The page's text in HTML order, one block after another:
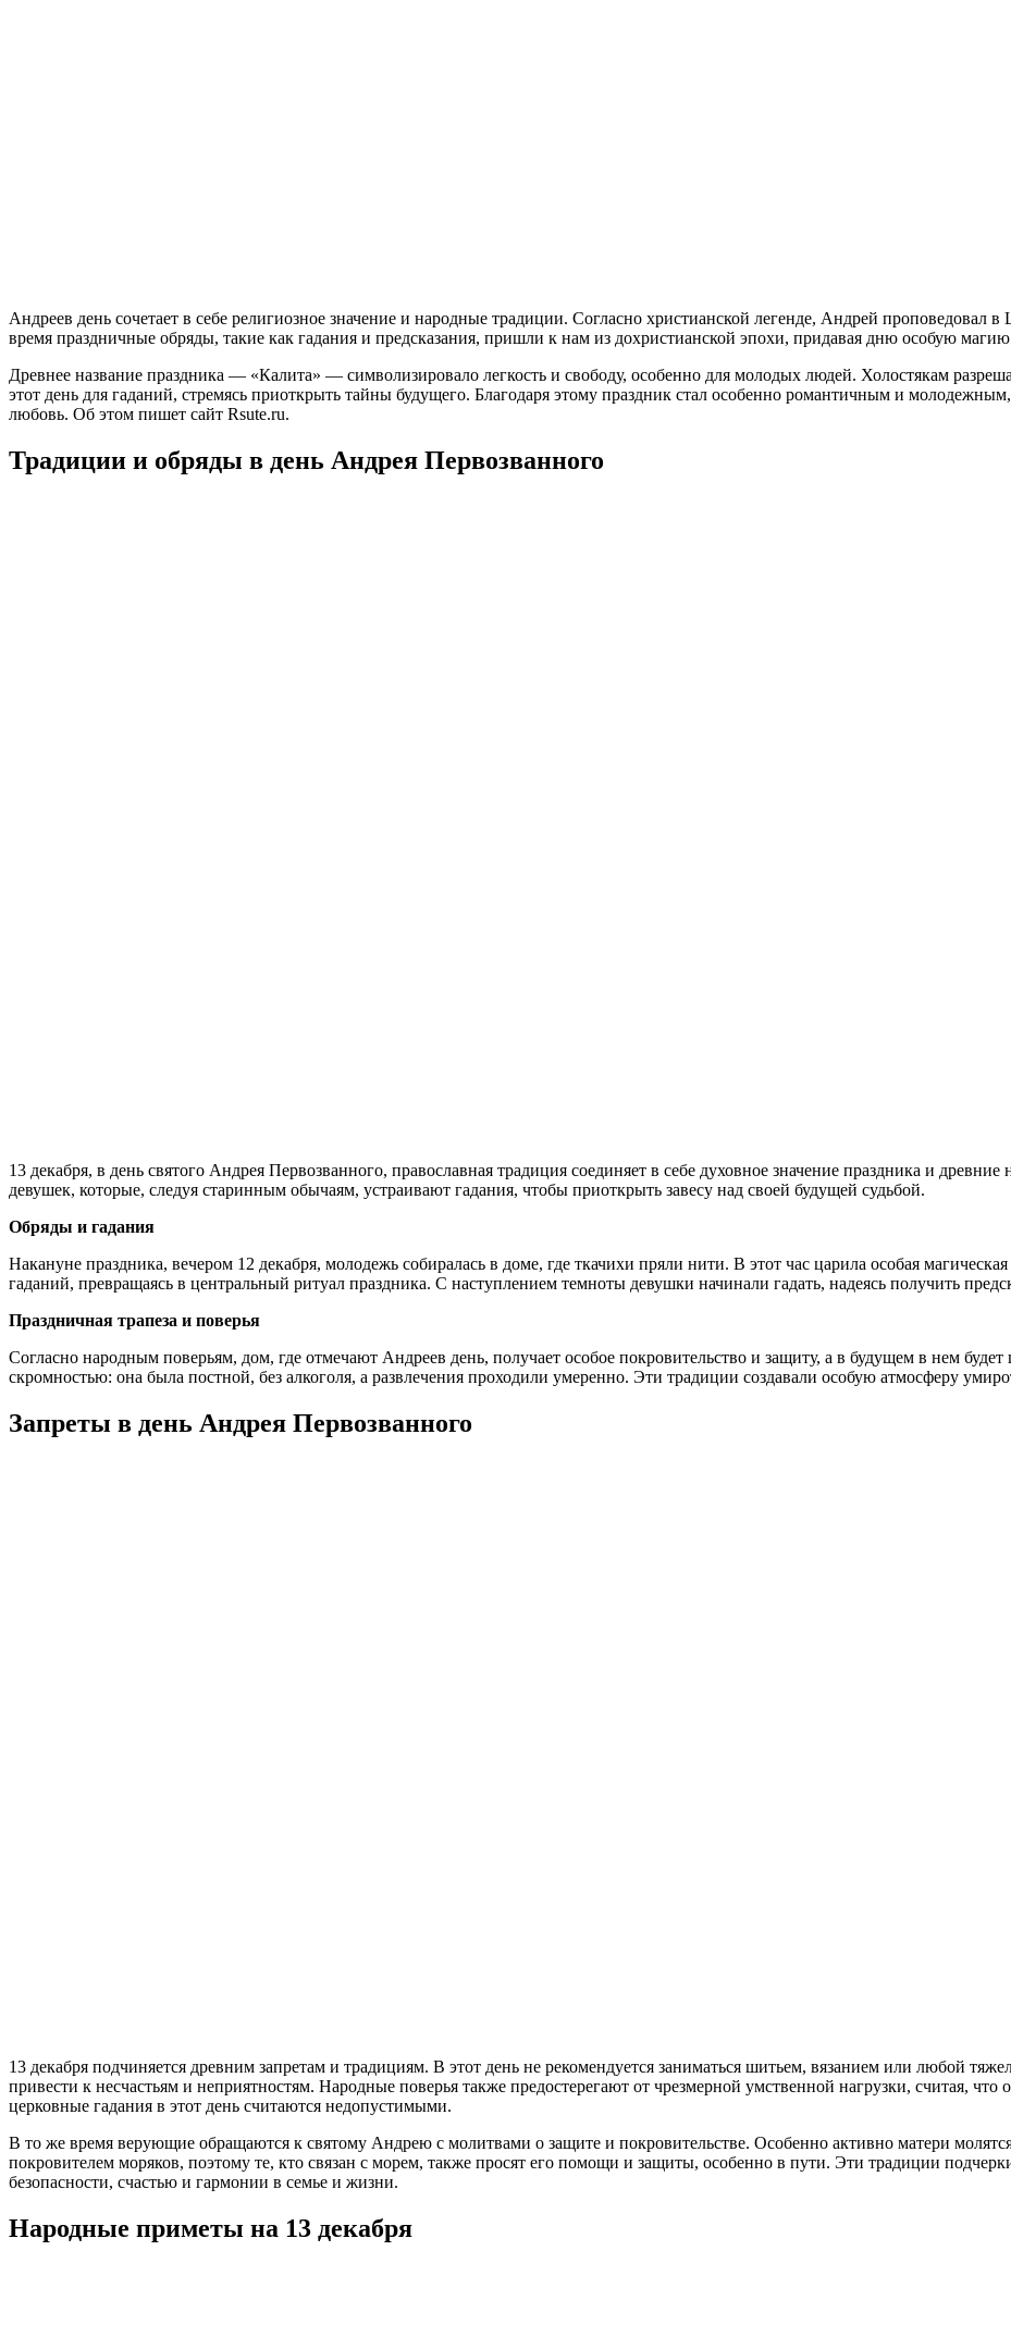
Андреев день сочетает в себе религиозное значение и народные традиции. Согласно христианской легенде, Андрей проповедовал
время праздничные обряды, такие как гадания и предсказания, пришли к нам из дохристианской эпохи, придавая дню особую
Древнее название праздника — «Калита» — символизировало легкость и свободу, особенно для молодых людей. Холостякам
этот день для гаданий, стремясь приоткрыть тайны будущего. Благодаря этому праздник стал особенно романтичным и
любовь. Об этом пишет сайт Rsute.ru.
Традиции и обряды в день Андрея Первозванного
13 декабря, в день святого Андрея Первозванного, православная традиция соединяет в себе духовное значение праздника и
девушек, которые, следуя старинным обычаям, устраивают гадания, чтобы приоткрыть завесу над своей будущей судьбой.
Обряды и гадания
Накануне праздника, вечером 12 декабря, молодежь собиралась в доме, где ткачихи пряли нити. В этот час царила особая
гаданий, превращаясь в центральный ритуал праздника. С наступлением темноты девушки начинали гадать, надеясь получить
Праздничная трапеза и поверья
Согласно народным поверьям, дом, где отмечают Андреев день, получает особое покровительство и защиту, а в будущем в нем будет
скромностью: она была постной, без алкоголя, а развлечения проходили умеренно. Эти традиции создавали особую атмосферу
Запреты в день Андрея Первозванного
13 декабря подчиняется древним запретам и традициям. В этот день не рекомендуется заниматься шитьем, вязанием или любой
привести к несчастьям и неприятностям. Народные поверья также предостерегают от чрезмерной умственной нагрузки, считая, что
церковные гадания в этот день считаются недопустимыми.
В то же время верующие обращаются к святому Андрею с молитвами о защите и покровительстве. Особенно активно матери
покровителем моряков, поэтому те, кто связан с морем, также просят его помощи и защиты, особенно в пути. Эти традиции
безопасности, счастью и гармонии в семье и жизни.
Народные приметы на 13 декабря